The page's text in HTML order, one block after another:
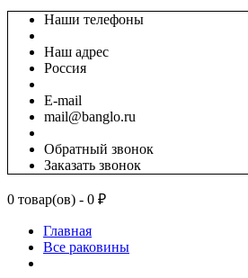
Наши телефоны
Наш адрес
Россия
E-mail
mail@banglo.ru
Обратный звонок
Заказать звонок
0 товар(ов) - 0 ₽
Главная
Все раковины